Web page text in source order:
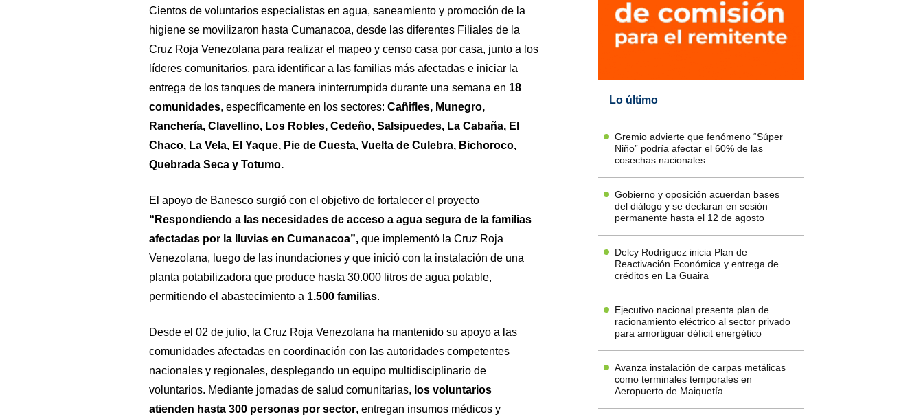
Cientos de voluntarios especialistas en agua, saneamiento y promoción de la
higiene se movilizaron hasta Cumanacoa, desde las diferentes Filiales de la
Cruz Roja Venezolana para realizar el mapeo y censo casa por casa, junto a los
líderes comunitarios, para identificar a las familias más afectadas e iniciar la
entrega de los tanques de manera ininterrumpida durante una semana en 18
comunidades, específicamente en los sectores: Cañifles, Munegro,
Ranchería, Clavellino, Los Robles, Cedeño, Salsipuedes, La Cabaña, El
Chaco, La Vela, El Yaque, Pie de Cuesta, Vuelta de Culebra, Bichoroco,
Quebrada Seca y Totumo.
El apoyo de Banesco surgió con el objetivo de fortalecer el proyecto
“Respondiendo a las necesidades de acceso a agua segura de la familias
afectadas por la lluvias en Cumanacoa”,que implementó la Cruz Roja
Venezolana, luego de las inundaciones y que inició con la instalación de una
planta potabilizadora que produce hasta 30.000 litros de agua potable,
permitiendo el abastecimiento a 1.500 familias.
Desde el 02 de julio, la Cruz Roja Venezolana ha mantenido su apoyo a las
comunidades afectadas en coordinación con las autoridades competentes
nacionales y regionales, desplegando un equipo multidisciplinario de
voluntarios. Mediante jornadas de salud comunitarias, los voluntarios
atienden hasta 300 personas por sector, entregan insumos médicos y
Lo último
Gremio advierte que fenómeno “Súper
Niño” podría afectar el 60% de las
cosechas nacionales
Gobierno y oposición acuerdan bases
del diálogo y se declaran en sesión
permanente hasta el 12 de agosto
Delcy Rodríguez inicia Plan de
Reactivación Económica y entrega de
créditos en La Guaira
Ejecutivo nacional presenta plan de
racionamiento eléctrico al sector privado
para amortiguar déficit energético
Avanza instalación de carpas metálicas
como terminales temporales en
Aeropuerto de Maiquetía